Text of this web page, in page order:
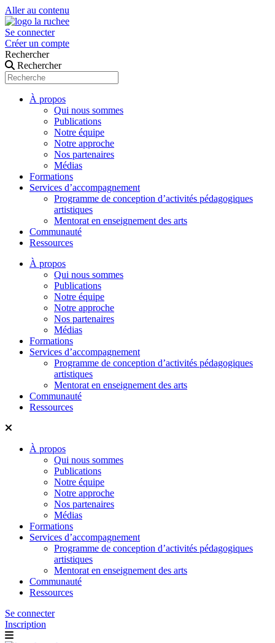
Aller au contenu
Se connecter
Créer un compte
Rechercher
Rechercher
À propos
Qui nous sommes
Publications
Notre équipe
Notre approche
Nos partenaires
Médias
Formations
Services d’accompagnement
Programme de conception d’activités pédagogiques
artistiques
Mentorat en enseignement des arts
Communauté
Ressources
À propos
Qui nous sommes
Publications
Notre équipe
Notre approche
Nos partenaires
Médias
Formations
Services d’accompagnement
Programme de conception d’activités pédagogiques
artistiques
Mentorat en enseignement des arts
Communauté
Ressources
À propos
Qui nous sommes
Publications
Notre équipe
Notre approche
Nos partenaires
Médias
Formations
Services d’accompagnement
Programme de conception d’activités pédagogiques
artistiques
Mentorat en enseignement des arts
Communauté
Ressources
Se connecter
Inscription